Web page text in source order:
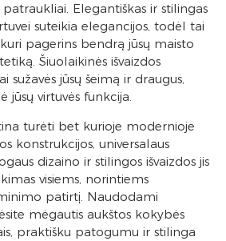
Elegantiškas ir stilingas
suteikia elegancijos, todėl tai
pagerins bendrą jūsų maisto
Šiuolaikinės išvaizdos
sužavės jūsų šeimą ir draugus,
jūsų virtuvės funkcija.
turėti bet kurioje modernioje
konstrukcijos, universalaus
dizaino ir stilingos išvaizdos jis
visiems, norintiems
patirtį. Naudodami
mėgautis aukštos kokybės
praktišku patogumu ir stilinga